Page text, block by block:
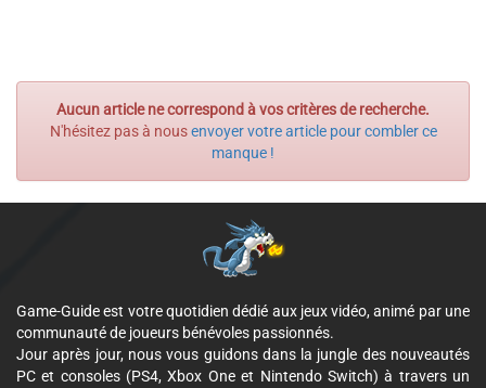
Aucun article ne correspond à vos critères de recherche.
N'hésitez pas à nousenvoyer votre article pour combler ce
manque !
Game-Guide est votre quotidien dédié aux jeux vidéo, animé par une
communauté de joueurs bénévoles passionnés.
Jour après jour, nous vous guidons dans la jungle des nouveautés
PC et consoles (PS4, Xbox One et Nintendo Switch) à travers un